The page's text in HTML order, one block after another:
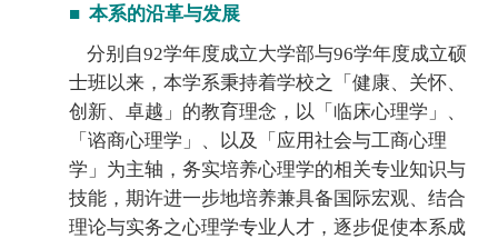
■ 本系的沿革与发展
分别自92学年度成立大学部与96学年度成立硕
士班以来，本学系秉持着学校之「健康、关怀、
创新、卓越」的教育理念，以「临床心理学」、
「谘商心理学」、以及「应用社会与工商心理
学」为主轴，务实培养心理学的相关专业知识与
技能，期许进一步地培养兼具备国际宏观、结合
理论与实务之心理学专业人才，逐步促使本系成